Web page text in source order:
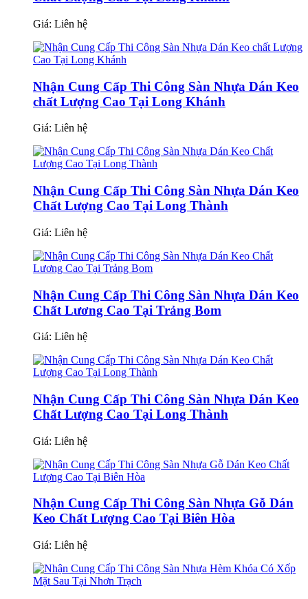
Giá: Liên hệ
Nhận Cung Cấp Thi Công Sàn Nhựa Dán Keo
chất Lượng Cao Tại Long Khánh
Giá: Liên hệ
Nhận Cung Cấp Thi Công Sàn Nhựa Dán Keo
Chất Lượng Cao Tại Long Thành
Giá: Liên hệ
Nhận Cung Cấp Thi Công Sàn Nhựa Dán Keo
Chất Lương Cao Tại Trảng Bom
Giá: Liên hệ
Nhận Cung Cấp Thi Công Sàn Nhựa Dán Keo
Chất Lượng Cao Tại Long Thành
Giá: Liên hệ
Nhận Cung Cấp Thi Công Sàn Nhựa Gỗ Dán
Keo Chất Lượng Cao Tại Biên Hòa
Giá: Liên hệ